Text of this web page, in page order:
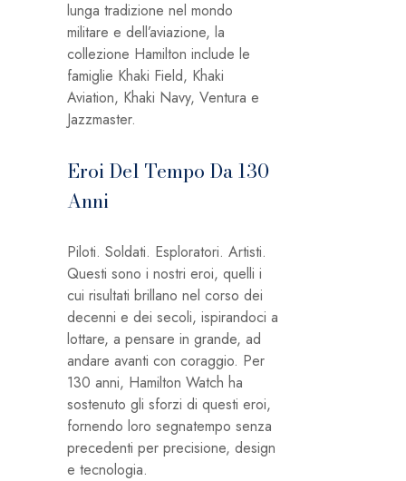
lunga tradizione nel mondo
militare e dell’aviazione, la
collezione Hamilton include le
famiglie Khaki Field, Khaki
Aviation, Khaki Navy, Ventura e
Jazzmaster.
Eroi Del Tempo Da 130
Anni
Piloti. Soldati. Esploratori. Artisti.
Questi sono i nostri eroi, quelli i
cui risultati brillano nel corso dei
decenni e dei secoli, ispirandoci a
lottare, a pensare in grande, ad
andare avanti con coraggio. Per
130 anni, Hamilton Watch ha
sostenuto gli sforzi di questi eroi,
fornendo loro segnatempo senza
precedenti per precisione, design
e tecnologia.